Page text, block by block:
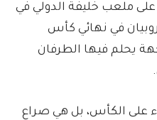
ملعب خليفة الدولي في
في نهائي كأس
في مواجهة يحلم فيها الطرفان
على الكأس، بل هي صراع